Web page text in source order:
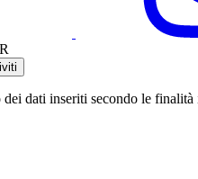
dati inseriti secondo le